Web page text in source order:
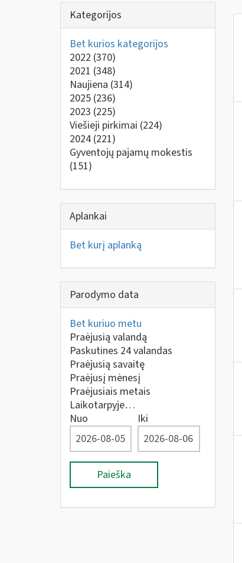
Kategorijos
Bet kurios kategorijos
2022 (370)
2021 (348)
Naujiena (314)
2025 (236)
2023 (225)
Viešieji pirkimai (224)
2024 (221)
Gyventojų pajamų mokestis
(151)
Aplankai
Bet kurį aplanką
Parodymo data
Bet kuriuo metu
Praėjusią valandą
Paskutines 24 valandas
Praėjusią savaitę
Praėjusį mėnesį
Praėjusiais metais
Laikotarpyje…
Nuo
Iki
Paieška